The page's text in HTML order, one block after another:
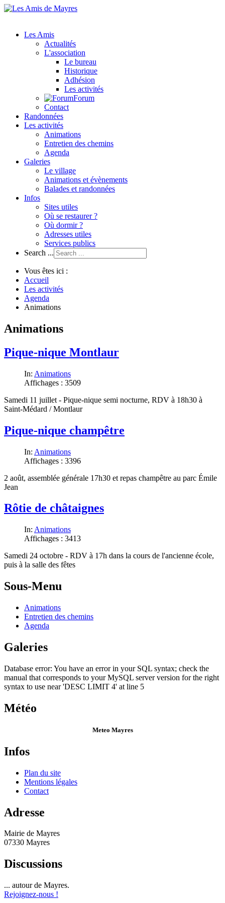
Les Amis
Actualités
L'association
Le bureau
Historique
Adhésion
Les activités
Forum
Contact
Randonnées
Les activités
Animations
Entretien des chemins
Agenda
Galeries
Le village
Animations et évènements
Balades et randonnées
Infos
Sites utiles
Où se restaurer ?
Où dormir ?
Adresses utiles
Services publics
Search ...
Vous êtes ici :
Accueil
Les activités
Agenda
Animations
Animations
Pique-nique Montlaur
In: Animations
Affichages : 3509
Samedi 11 juillet - Pique-nique semi nocturne, RDV à 18h30 à
Saint-Médard / Montlaur
Pique-nique champêtre
In: Animations
Affichages : 3396
2 août, assemblée générale 17h30 et repas champêtre au parc Émile
Jean
Rôtie de châtaignes
In: Animations
Affichages : 3413
Samedi 24 octobre - RDV à 17h dans la cours de l'ancienne école,
puis à la salle des fêtes
Sous-Menu
Animations
Entretien des chemins
Agenda
Galeries
Database error: You have an error in your SQL syntax; check the
manual that corresponds to your MySQL server version for the right
syntax to use near 'DESC LIMIT 4' at line 5
Météo
Meteo Mayres
Infos
Plan du site
Mentions légales
Contact
Adresse
Mairie de Mayres
07330 Mayres
Discussions
... autour de Mayres.
Rejoignez-nous !